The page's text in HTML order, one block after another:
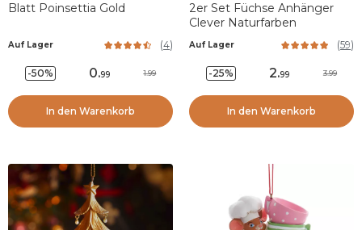
Blatt Poinsettia Gold
Auf Lager (4)
-50% 0.99 1.99
In den Warenkorb
2er Set Füchse Anhänger
Clever Naturfarben
Auf Lager (59)
-25% 2.99 3.99
In den Warenkorb